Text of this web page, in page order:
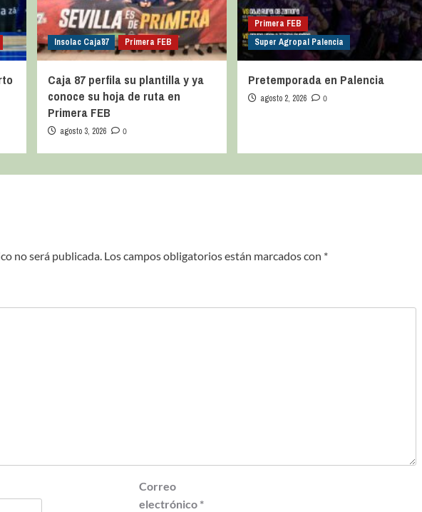
Insolac Caja´87 Primera FEB
Caja 87 perfila su plantilla y ya
conoce su hoja de ruta en
Primera FEB
agosto 3, 2026 0
Primera FEB
Super Agropal Palencia
Pretemporada en Palencia
agosto 2, 2026 0
no será publicada. Los campos obligatorios están marcados con *
Correo
electrónico *